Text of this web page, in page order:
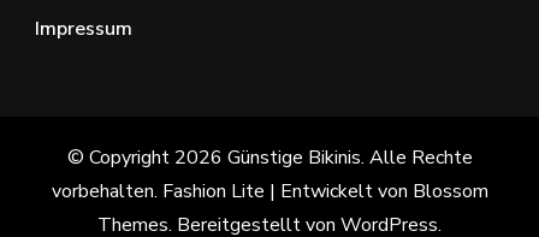
Impressum
© Copyright 2026 Günstige Bikinis. Alle Rechte
vorbehalten. Fashion Lite | Entwickelt von Blossom
Themes. Bereitgestellt von WordPress.